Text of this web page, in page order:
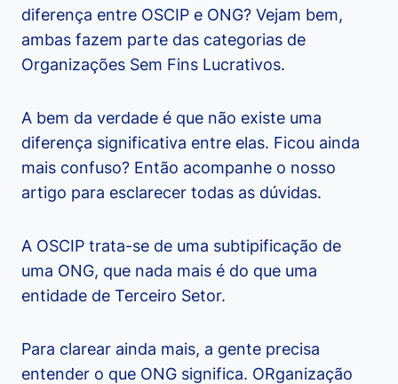
diferença entre OSCIP e ONG? Vejam bem,
ambas fazem parte das categorias de
Organizações Sem Fins Lucrativos.
A bem da verdade é que não existe uma
diferença significativa entre elas. Ficou ainda
mais confuso? Então acompanhe o nosso
artigo para esclarecer todas as dúvidas.
A OSCIP trata-se de uma subtipificação de
uma ONG, que nada mais é do que uma
entidade de Terceiro Setor.
Para clarear ainda mais, a gente precisa
entender o que ONG significa. ORganização